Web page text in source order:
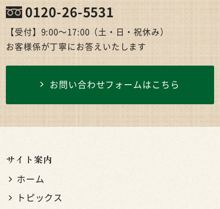
0120-26-5531
【受付】9:00〜17:00（土・日・祝休み）
お客様係が丁寧にお答えいたします
お問い合わせフォームはこちら
サイト案内
ホーム
トピックス